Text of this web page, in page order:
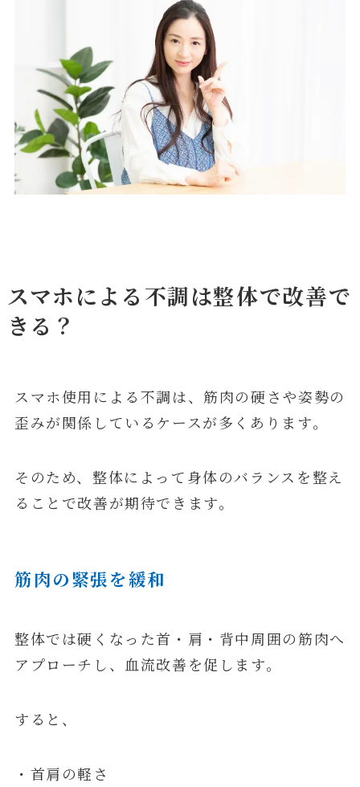
スマホによる不調は整体で改善で
きる？
スマホ使用による不調は、筋肉の硬さや姿勢の
歪みが関係しているケースが多くあります。
そのため、整体によって身体のバランスを整え
ることで改善が期待できます。
筋肉の緊張を緩和
整体では硬くなった首・肩・背中周囲の筋肉へ
アプローチし、血流改善を促します。
すると、
・首肩の軽さ